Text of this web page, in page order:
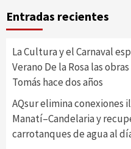
Entradas recientes
La Cultura y el Carnaval
Verano De la Rosa las
Tomás hace dos años
AQsur elimina conexiones
Manatí–Candelaria y
carrotanques de agua al